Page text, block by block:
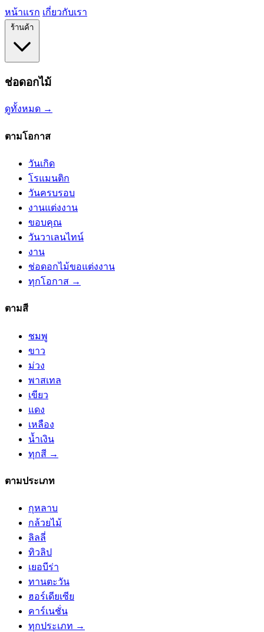
หน้าแรก เกี่ยวกับเรา
ร้านค้า
ช่อดอกไม้
ดูทั้งหมด →
ตามโอกาส
วันเกิด
โรแมนติก
วันครบรอบ
งานแต่งงาน
ขอบคุณ
วันวาเลนไทน์
งาน
ช่อดอกไม้ขอแต่งงาน
ทุกโอกาส →
ตามสี
ชมพู
ขาว
ม่วง
พาสเทล
เขียว
แดง
เหลือง
น้ำเงิน
ทุกสี →
ตามประเภท
กุหลาบ
กล้วยไม้
ลิลลี่
ทิวลิป
เยอบีร่า
ทานตะวัน
ฮอร์เดียเซีย
คาร์เนชั่น
ทุกประเภท →